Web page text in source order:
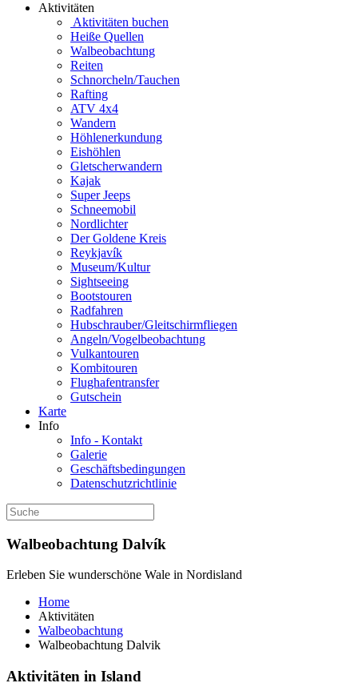
Aktivitäten
Aktivitäten buchen
Heiße Quellen
Walbeobachtung
Reiten
Schnorcheln/Tauchen
Rafting
ATV 4x4
Wandern
Höhlenerkundung
Eishöhlen
Gletscherwandern
Kajak
Super Jeeps
Schneemobil
Nordlichter
Der Goldene Kreis
Reykjavík
Museum/Kultur
Sightseeing
Bootstouren
Radfahren
Hubschrauber/Gleitschirmfliegen
Angeln/Vogelbeobachtung
Vulkantouren
Kombitouren
Flughafentransfer
Gutschein
Karte
Info
Info - Kontakt
Galerie
Geschäftsbedingungen
Datenschutzrichtlinie
Walbeobachtung Dalvík
Erleben Sie wunderschöne Wale in Nordisland
Home
Aktivitäten
Walbeobachtung
Walbeobachtung Dalvik
Aktivitäten in Island